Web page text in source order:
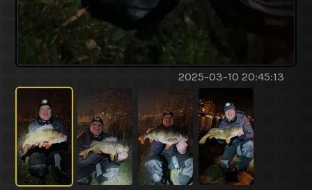
2025-03-10 20:45:13